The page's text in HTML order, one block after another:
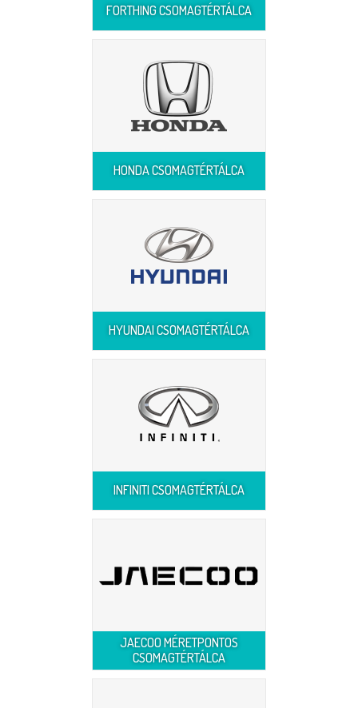
FORTHING CSOMAGTÉRTÁLCA
HONDA CSOMAGTÉRTÁLCA
HYUNDAI CSOMAGTÉRTÁLCA
INFINITI CSOMAGTÉRTÁLCA
JAECOO MÉRETPONTOS
CSOMAGTÉRTÁLCA